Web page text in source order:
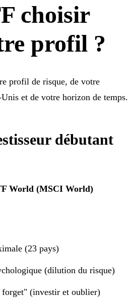
choisir
profil ?
profil de risque, de votre
et de votre horizon de temps.
débutant
World (MSCI World)
(23 pays)
(dilution du risque)
(investir et oublier)